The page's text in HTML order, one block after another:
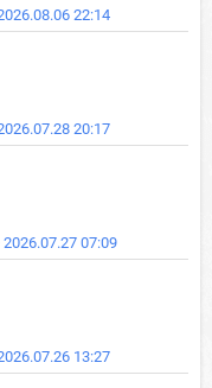
22:14
20:17
07:09
13:27